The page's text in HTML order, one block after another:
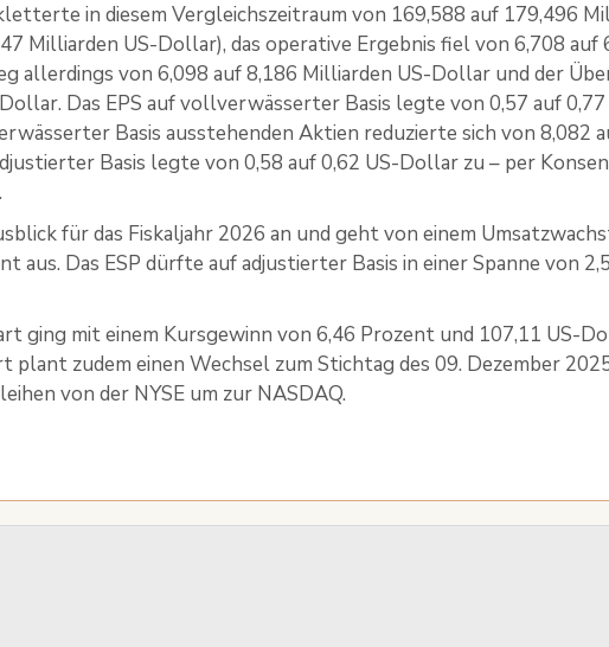
in diesem Vergleichszeitraum von 169,588 auf 179,496
Milliarden US-Dollar), das operative Ergebnis fiel von 6,708 auf
allerdings von 6,098 auf 8,186 Milliarden US-Dollar und der
Das EPS auf vollverwässerter Basis legte von 0,57 auf
Basis ausstehenden Aktien reduzierte sich von 8,082
Basis legte von 0,58 auf 0,62 US-Dollar zu – per
für das Fiskaljahr 2026 an und geht von einem
aus. Das ESP dürfte auf adjustierter Basis in einer Spanne von
ging mit einem Kursgewinn von 6,46 Prozent und 107,11 US-
plant zudem einen Wechsel zum Stichtag des 09. Dezember
von der NYSE um zur NASDAQ.